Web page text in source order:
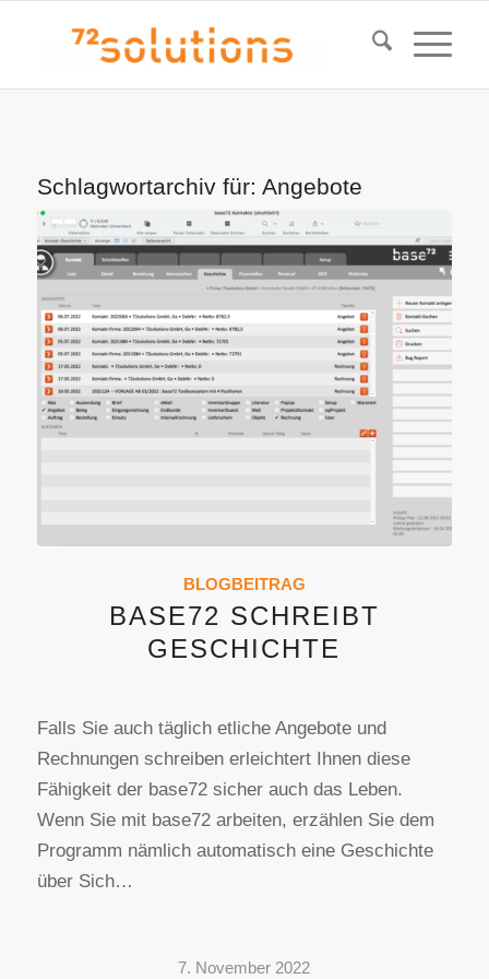
Schlagwortarchiv für: Angebote
BLOGBEITRAG
BASE72 SCHREIBT
GESCHICHTE
Falls Sie auch täglich etliche Angebote und
Rechnungen schreiben erleichtert Ihnen diese
Fähigkeit der base72 sicher auch das Leben.
Wenn Sie mit base72 arbeiten, erzählen Sie dem
Programm nämlich automatisch eine Geschichte
über Sich…
7. November 2022